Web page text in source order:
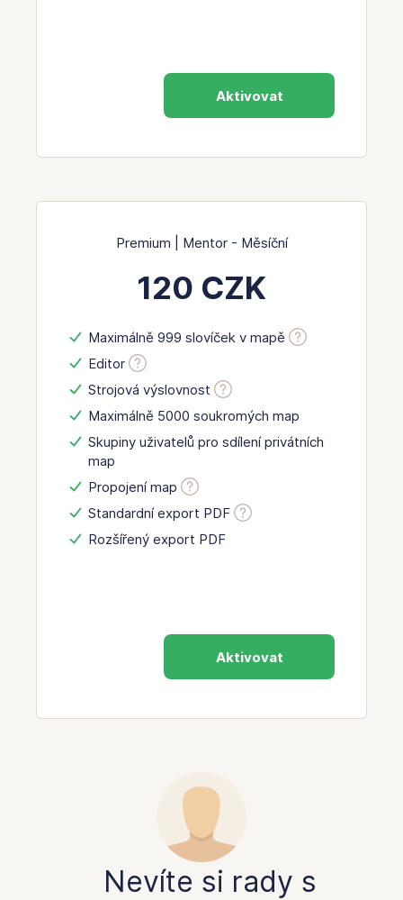
Aktivovat
Premium | Mentor - Měsíční
120 CZK
Maximálně 999 slovíček v mapě
Editor
Strojová výslovnost
Maximálně 5000 soukromých map
Skupiny uživatelů pro sdílení privátních
map
Propojení map
Standardní export PDF
Rozšířený export PDF
Aktivovat
Nevíte si rady s